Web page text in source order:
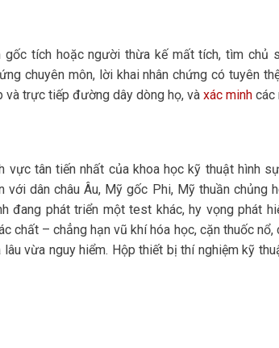
gốc tích hoặc người thừa kế mất tích, tìm chủ
chuyên môn, lời khai nhân chứng có tuyên
và trực tiếp đường dây dòng họ, và xác minh các
vực tân tiến nhất của khoa học kỹ thuật hình
dân châu Âu, Mỹ gốc Phi, Mỹ thuần chủng
đang phát triển một test khác, hy vọng phát
chất – chẳng hạn vũ khí hóa học, cặn thuốc
vừa nguy hiểm. Hộp thiết bị thí nghiệm kỹ